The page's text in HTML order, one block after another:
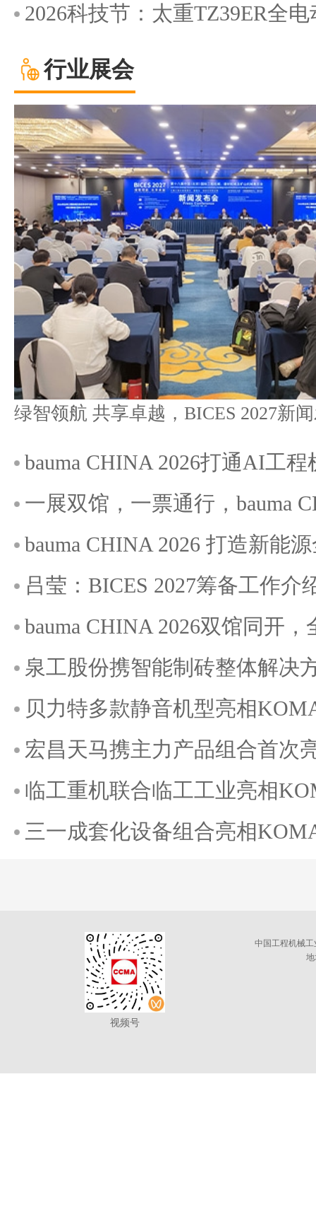
2026科技节：太重TZ39ER全
行业展会
bauma CHINA 2026打通AI工
一展双馆，一票通行，bauma
bauma CHINA 2026 打造新能
吕莹：BICES 2027筹备工作介
bauma CHINA 2026双馆同开
泉工股份携智能制砖整体解决
贝力特多款静音机型亮相
宏昌天马携主力产品组合首次
临工重机联合临工工业亮相
三一成套化设备组合亮相
视频号
中国工程机械
地